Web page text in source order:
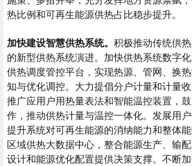
热比例和可再生能源供热占比稳步提升。
加快建设智慧供热系统。 积极推动传统供
的新型供热系统演进。加快供热系统数字
供热调度管控平台，实现热源、管网、换
知与优化调控。大力提倡分户计量和计量
推广应用户用热量表法和智能温控装置，
作，推动供热计量与温控一体化。发展用
提升系统对可再生能源的消纳能力和整体
区域供热大数据中心，整合能源生产、输
设计和能源优化配置提供决策支撑。不断